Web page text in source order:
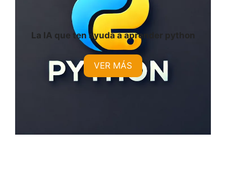
La IA que ten ayuda a aprender python
VER MÁS